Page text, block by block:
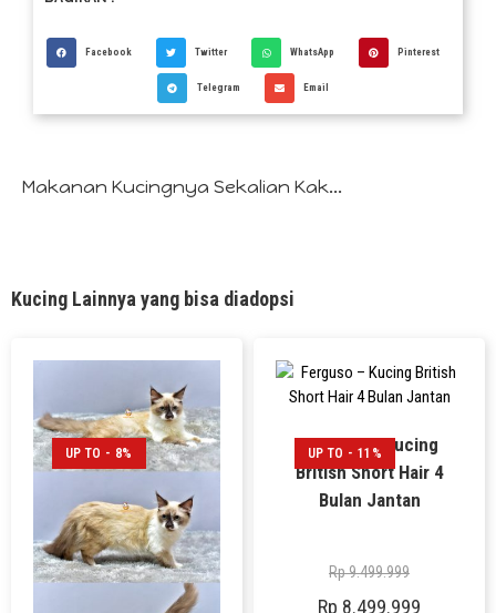
Facebook Twitter WhatsApp Pinterest
Telegram Email
Makanan Kucingnya Sekalian Kak...
Kucing Lainnya yang bisa diadopsi
UP TO - 8% UP TO - 11%
Ferguso – Kucing
British Short Hair 4
Bulan Jantan
Rp9.499.999
Rp 8.499.999